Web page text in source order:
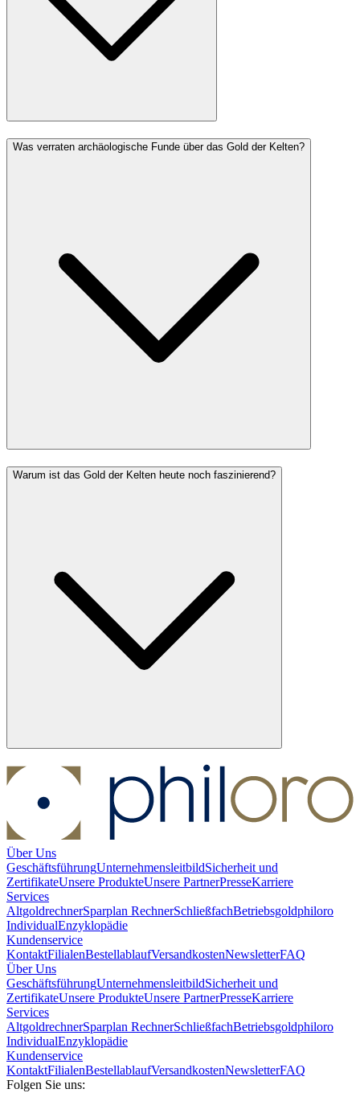
Was verraten archäologische Funde über das Gold der Kelten?
Warum ist das Gold der Kelten heute noch faszinierend?
Über Uns
GeschäftsführungUnternehmensleitbildSicherheit und
ZertifikateUnsere ProdukteUnsere PartnerPresseKarriere
Services
AltgoldrechnerSparplan RechnerSchließfachBetriebsgoldphiloro
IndividualEnzyklopädie
Kundenservice
KontaktFilialenBestellablaufVersandkostenNewsletterFAQ
Über Uns
GeschäftsführungUnternehmensleitbildSicherheit und
ZertifikateUnsere ProdukteUnsere PartnerPresseKarriere
Services
AltgoldrechnerSparplan RechnerSchließfachBetriebsgoldphiloro
IndividualEnzyklopädie
Kundenservice
KontaktFilialenBestellablaufVersandkostenNewsletterFAQ
Folgen Sie uns: